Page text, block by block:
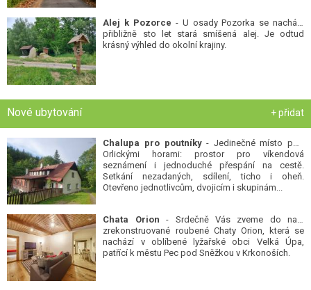
Alej k Pozorce - U osady Pozorka se nachází
přibližně sto let stará smíšená alej. Je odtud
krásný výhled do okolní krajiny.
Nové ubytování + přidat
Chalupa pro poutníky- Jedinečné místo pod
Orlickými horami: prostor pro víkendová
seznámení i jednoduché přespání na cestě.
Setkání nezadaných, sdílení, ticho i oheň.
Otevřeno jednotlivcům, dvojicím i skupinám...
Chata Orion - Srdečně Vás zveme do naší
zrekonstruované roubené Chaty Orion, která se
nachází v oblíbené lyžařské obci Velká Úpa,
patřící k městu Pec pod Sněžkou v Krkonoších.